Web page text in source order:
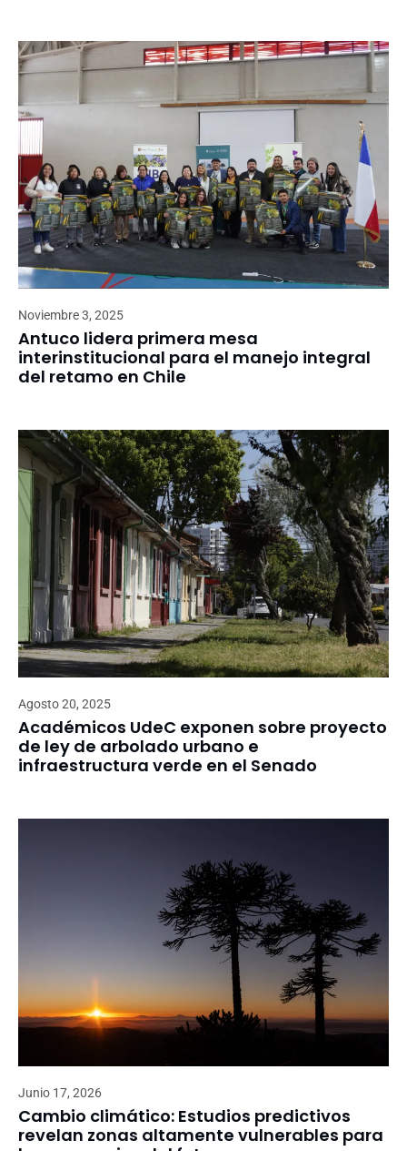
Noviembre 3, 2025
Antuco lidera primera mesa
interinstitucional para el manejo integral
del retamo en Chile
Agosto 20, 2025
Académicos UdeC exponen sobre proyecto
de ley de arbolado urbano e
infraestructura verde en el Senado
Junio 17, 2026
Cambio climático: Estudios predictivos
revelan zonas altamente vulnerables para